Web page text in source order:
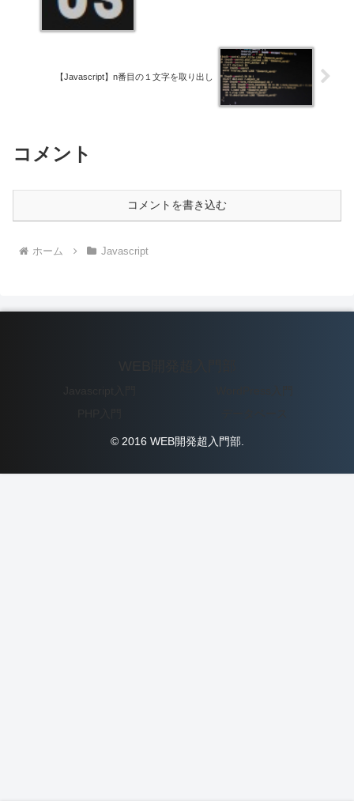
【Javascript】n番目の１文字を取り出し
コメント
コメントを書き込む
ホーム Javascript
© 2016 WEB開発超入門部.